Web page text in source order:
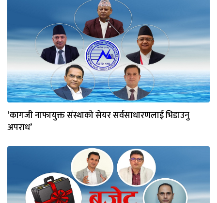
‘कागजी नाफायुक्त संस्थाको सेयर सर्वसाधारणलाई भिडाउनु
अपराध’